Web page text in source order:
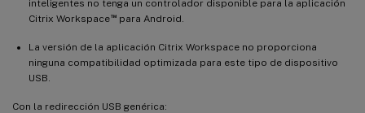
inteligentes no tenga un controlador disponible para la aplicación
Citrix Workspace™para Android.
La versión de la aplicación Citrix Workspace no proporciona
ninguna compatibilidad optimizada para este tipo de dispositivo
USB.
Con la redirección USB genérica: